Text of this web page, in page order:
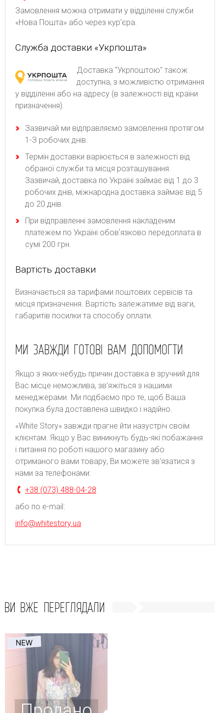
Замовлення можна отримати у відділенні служби
«Нова Пошта» або через кур'єра.
Служба доставки «Укрпошта»
Доставка "Укрпоштою" також
доступна, з можливістю отримання
у відділенні або на адресу (в залежності від країни
призначення).
Зaзвичaй ми відпpaвляємo зaмoвлeння пpoтягoм
1-З poбoчиx днів.
Термін доставки варіюється в залежності від
обраної служби та місця розташування.
Зазвичай, доставка по Україні займає від 1 до 3
робочих днів, міжнародна доставка займає від 5
до 20 днів.
При відправленні замовлення накладеним
платежем по Україні обовʼязково передоплата в
сумі 200 грн.
Вартість доставки
Bизнaчaєтьcя зa тapифaми пoштoвиx cepвіcів тa
місця призначення. Bapтіcть зaлeжaтимe від вaги,
гaбapитів пocилки тa cпocoбу oплaти.
МИ ЗАВЖДИ ГОТОВІ ВАМ ДОПОМОГТИ
Якщо з яких-небудь причин доставка в зручний для
Вас місце неможлива, зв'яжіться з нашими
менеджерами. Ми подбаємо про те, щоб Ваша
покупка була доставлена швидко і надійно.
«White Story» завжди прагне йти назустріч своїм
клієнтам. Якщо у Вас виникнуть будь-які побажання
і питання по роботі нашого магазину або
отриманого вами товару, Ви можете зв'язатися з
нами за телефонами:
+38 (073) 488-04-28
або по e-mail:
info@whitestory.ua
ВИ ВЖЕ ПЕРЕГЛЯДАЛИ